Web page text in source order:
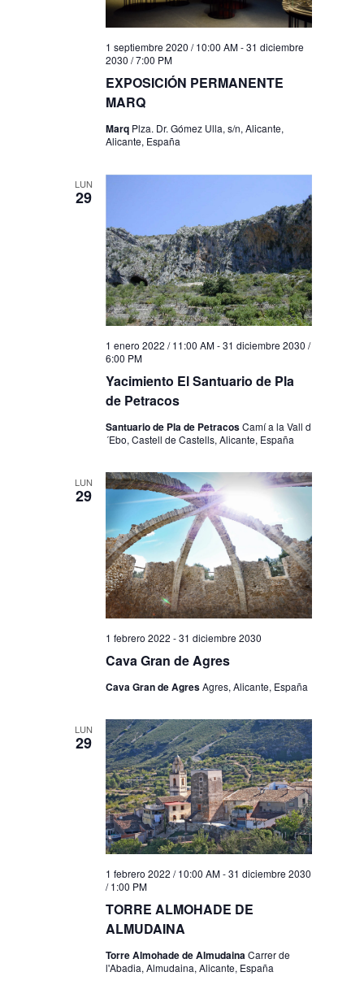
EXPOSICIÓN PERMANENTE
MARQ
1 septiembre 2020 / 10:00 AM-31 diciembre
2030 / 7:00 PM
Marq Plza. Dr. Gómez Ulla, s/n, Alicante,
Alicante, España
LUN
29
Yacimiento El Santuario de Pla
de Petracos
1 enero 2022 / 11:00 AM-31 diciembre 2030 /
6:00 PM
Santuario de Pla de PetracosCamí a la Vall d
´Ebo, Castell de Castells, Alicante, España
LUN
29
Cava Gran de Agres
1 febrero 2022 -31 diciembre 2030
Cava Gran de AgresAgres, Alicante, España
LUN
29
TORRE ALMOHADE DE
ALMUDAINA
1 febrero 2022 / 10:00 AM-31 diciembre 2030
/ 1:00 PM
Torre Almohade de AlmudainaCarrer de
l'Abadia, Almudaina, Alicante, España